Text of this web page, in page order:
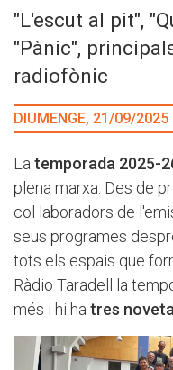
"L'escut al pit",
"Pànic",
radiofònic
DIUMENGE, 21/09/2025
La temporada 2025-
plena marxa. Des de
col·laboradors de
seus programes
tots els espais que
Ràdio Taradell la
més i hi ha tres